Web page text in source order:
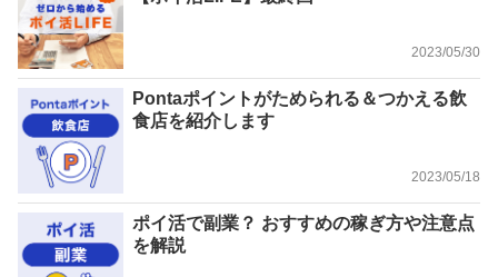
2023/05/30
Pontaポイントがためられる＆つかえる飲
食店を紹介します
2023/05/18
ポイ活で副業？ おすすめの稼ぎ方や注意点
を解説